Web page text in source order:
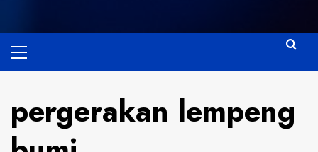
Menu
pergerakan lempeng